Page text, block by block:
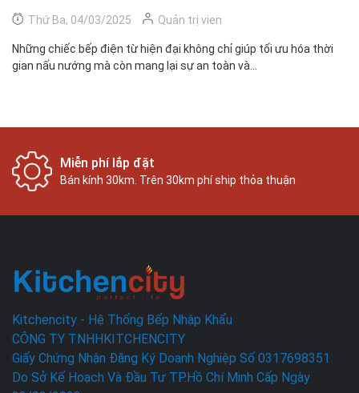
Thứ Ba, 04/03/2025 Quản trị vien
Những chiếc bếp điện từ hiện đại không chỉ giúp tối ưu hóa thời
gian nấu nướng mà còn mang lại sự an toàn và...
Miễn phí lắp đặt
Bán kính 30km. Trên 30km phí ship thỏa thuận
Kitchencity - Hệ Thống Bếp Nhập Khẩu
CÔNG TY TNHHKITCHENCITY
Giấy Chứng Nhận Đăng Ký Doanh Nghiệp Số 0317698351
Do Sở Kế Hoạch Và Đầu Tư TP.Hồ Chí Minh Cấp Ngày